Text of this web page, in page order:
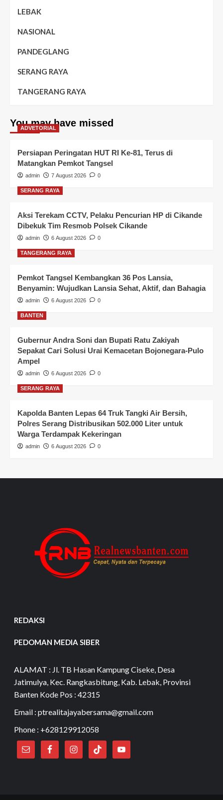
LEBAK
NASIONAL
PANDEGLANG
SERANG RAYA
TANGERANG RAYA
You may have missed
ADVETORIAL
Persiapan Peringatan HUT RI Ke-81, Terus di
Matangkan Pemkot Tangsel
admin 7 August 2026 0
SERANG RAYA
Aksi Terekam CCTV, Pelaku Pencurian HP di Cikande
Dibekuk Tim Resmob Polsek Cikande
admin 6 August 2026 0
TANGERANG RAYA
Pemkot Tangsel Kembangkan 36 Pos Lansia,
Benyamin: Wujudkan Lansia Sehat, Aktif, dan Bahagia
admin 6 August 2026 0
BANTEN
Gubernur Andra Soni dan Bupati Ratu Zakiyah
Sepakat Cari Solusi Urai Kemacetan Bojonegara-Pulo
Ampel
admin 6 August 2026 0
SERANG RAYA
Kapolda Banten Lepas 64 Truk Tangki Air Bersih,
Polres Serang Distribusikan 502.000 Liter untuk
Warga Terdampak Kekeringan
admin 6 August 2026 0
REDAKSI
PEDOMAN MEDIA SIBER
ALAMAT : Jl. TB Hasan Kampung Ciseke, Desa
Jatimulya, Kec. Rangkasbitung, Kab. Lebak, Provinsi
Banten Kode Pos : 42315
Email : ptrealitajayabersama@gmail.com
Phone : +628129912058